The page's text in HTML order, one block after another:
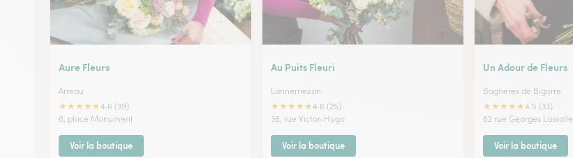
Aure Fleurs
Arreau
★★★★★4.6 (39)
6, place Monument
Voir la boutique
Au Puits Fleuri
Lannemezan
★★★★★4.6 (25)
36, rue Victor-Hugo
Voir la boutique
Un Adour de Fleurs
Bagneres de Bigorre
★★★★★4.5 (33)
62 rue Georges Lassalle
Voir la boutique